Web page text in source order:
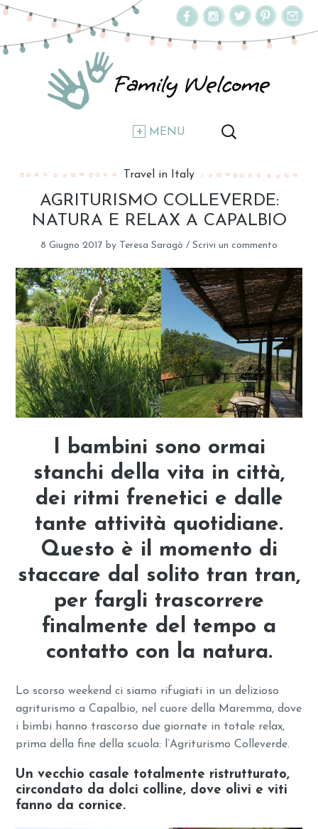
MENU
Travel in Italy
AGRITURISMO COLLEVERDE:
NATURA E RELAX A CAPALBIO
8 Giugno 2017 by Teresa Saragò / Scrivi un commento
I bambini sono ormai
stanchi della vita in città,
dei ritmi frenetici e dalle
tante attività quotidiane.
Questo è il momento di
staccare dal solito tran tran,
per fargli trascorrere
finalmente del tempo a
contatto con la natura.
Lo scorso weekend ci siamo rifugiati in un delizioso
agriturismo a Capalbio, nel cuore della Maremma, dove
i bimbi hanno trascorso due giornate in totale relax,
prima della fine della scuola: l’Agriturismo Colleverde.
Un vecchio casale totalmente ristrutturato,
circondato da dolci colline, dove olivi e viti
fanno da cornice.